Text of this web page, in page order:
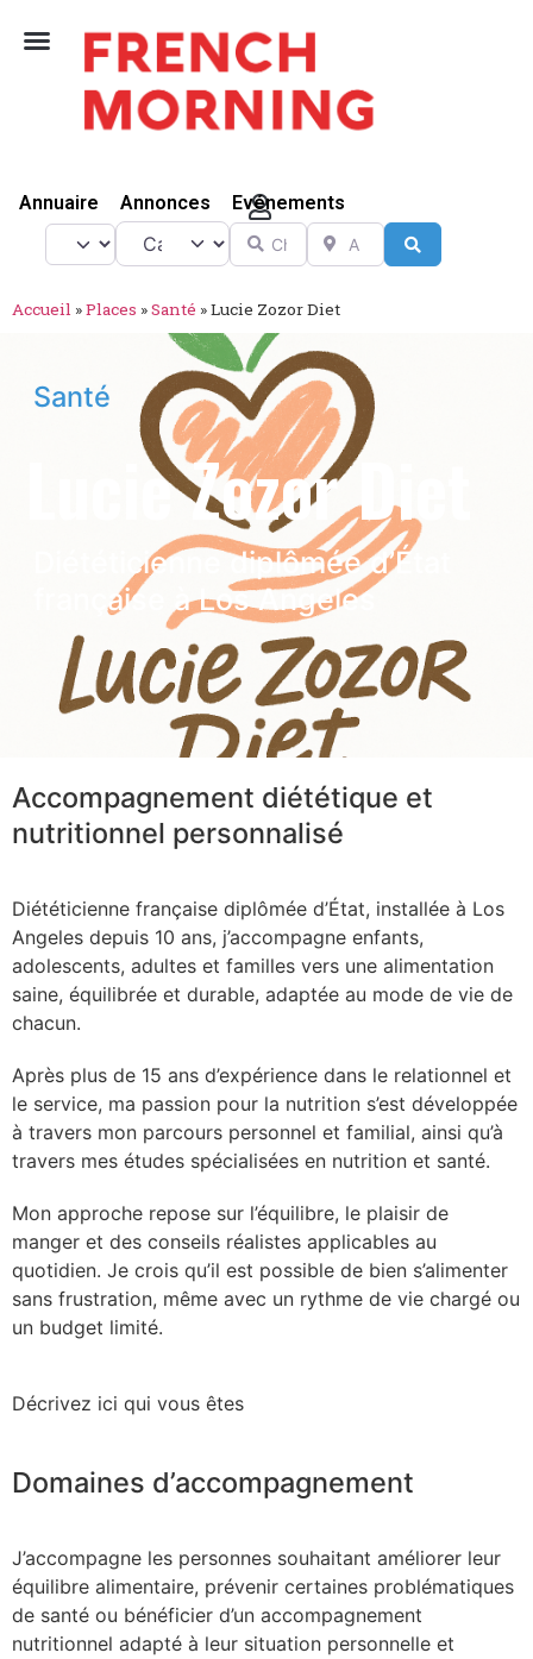
Annuaire Annonces Evénements
Select search type
Catégorie ChercherA proximité de
Accueil »Places »Santé »Lucie Zozor Diet
Santé
Lucie Zozor Diet
Diététicienne diplômée d’État
française à Los Angeles
Accompagnement diététique et
nutritionnel personnalisé
Diététicienne française diplômée d’État, installée à Los
Angeles depuis 10 ans, j’accompagne enfants,
adolescents, adultes et familles vers une alimentation
saine, équilibrée et durable, adaptée au mode de vie de
chacun.
Après plus de 15 ans d’expérience dans le relationnel et
le service, ma passion pour la nutrition s’est développée
à travers mon parcours personnel et familial, ainsi qu’à
travers mes études spécialisées en nutrition et santé.
Mon approche repose sur l’équilibre, le plaisir de
manger et des conseils réalistes applicables au
quotidien. Je crois qu’il est possible de bien s’alimenter
sans frustration, même avec un rythme de vie chargé ou
un budget limité.
Décrivez ici qui vous êtes
Domaines d’accompagnement
J’accompagne les personnes souhaitant améliorer leur
équilibre alimentaire, prévenir certaines problématiques
de santé ou bénéficier d’un accompagnement
nutritionnel adapté à leur situation personnelle et